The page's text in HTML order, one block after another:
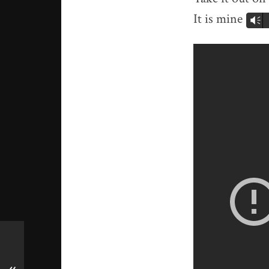
It is mine
Vm